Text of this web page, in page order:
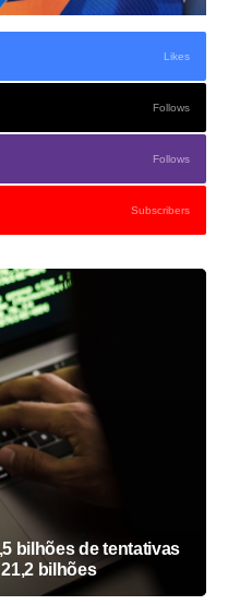
Likes
Follows
Follows
Subscribers
bilhões de tentativas
bilhões